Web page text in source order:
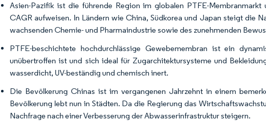
Asien-Pazifik ist die führende Region im globalen PTFE-
CAGR aufweisen. In Ländern wie China, Südkorea und Japan steigt die
wachsenden Chemie- und Pharmaindustrie sowie des zunehmenden
PTFE-beschichtete hochdurchlässige Gewebemembran ist ein
unübertroffen ist und sich ideal für Zugarchitektursysteme und
wasserdicht, UV-beständig und chemisch inert.
Die Bevölkerung Chinas ist im vergangenen Jahrzehnt in einem
Bevölkerung lebt nun in Städten. Da die Regierung das
Nachfrage nach einer Verbesserung der Abwasserinfrastruktur steigern.